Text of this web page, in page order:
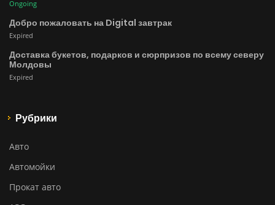
Ongoing
Добро пожаловать на Digital завтрак
Expired
Доставка букетов, подарков и сюрпризов по всему северу
Молдовы
Expired
Рубрики
Авто
Автомойки
Прокат авто